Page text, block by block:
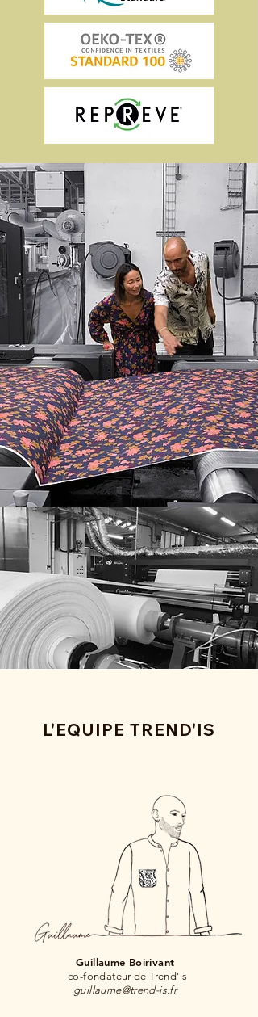
L'EQUIPE TREND'IS
Guillaume Boirivant
co-fondateur de Trend'is
guillaume@trend-is.fr